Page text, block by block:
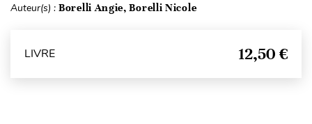
Auteur(s) : Borelli Angie, Borelli Nicole
LIVRE 12,50 €